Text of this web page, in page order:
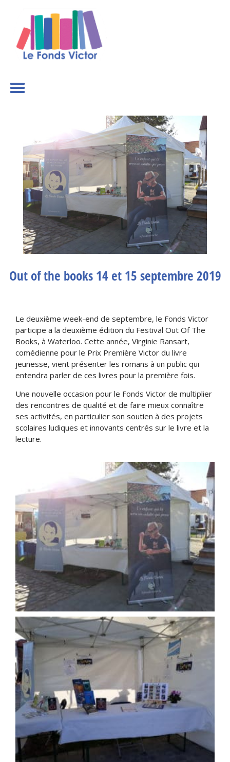
Out of the books 14 et 15 septembre 2019
Le deuxième week-end de septembre, le Fonds Victor
participe a la deuxième édition du Festival Out Of The
Books, à Waterloo. Cette année, Virginie Ransart,
comédienne pour le Prix Première Victor du livre
jeunesse, vient présenter les romans à un public qui
entendra parler de ces livres pour la première fois.
Une nouvelle occasion pour le Fonds Victor de multiplier
des rencontres de qualité et de faire mieux connaître
ses activités, en particulier son soutien à des projets
scolaires ludiques et innovants centrés sur le livre et la
lecture.